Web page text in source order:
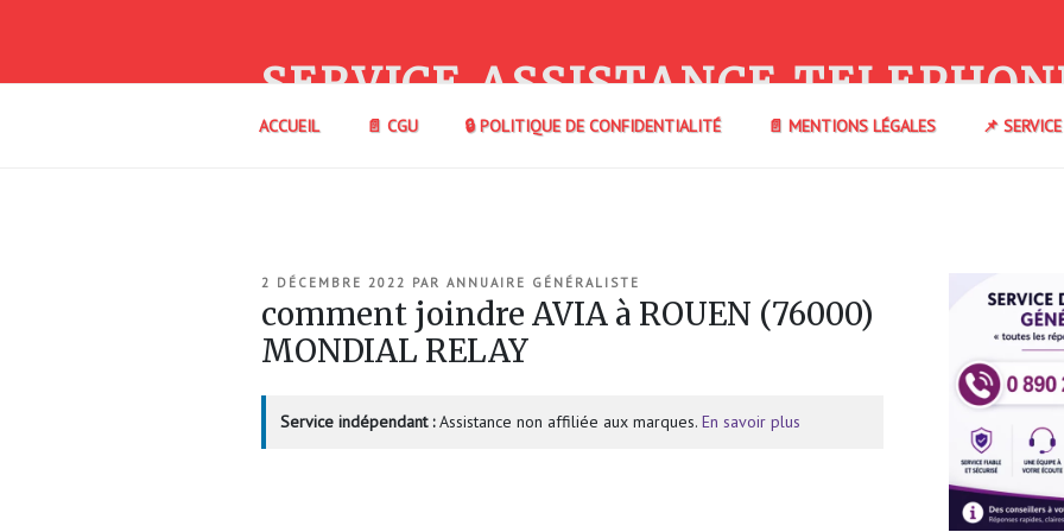
SERVICE ASSISTANCE
ACCUEIL 📄 CGU 🔒 POLITIQUE DE CONFIDENTIALITÉ 📄 MENTIONS LÉGALES 📌
PUBLIÉ
2 DÉCEMBRE 2022 PAR ANNUAIRE GÉNÉRALISTE
comment joindre AVIA à ROUEN (76000)
MONDIAL RELAY
Service indépendant :Assistance non affiliée aux marques. En savoir plus